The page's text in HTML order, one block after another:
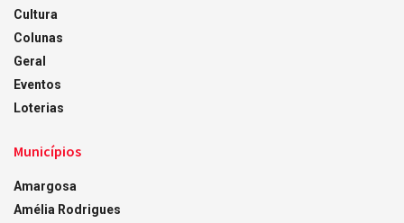
Cultura
Colunas
Geral
Eventos
Loterias
Municípios
Amargosa
Amélia Rodrigues